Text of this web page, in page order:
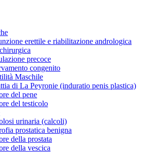
erettile e riabilitazione andrologica
precoce
congenito
Maschile
di La Peyronie (induratio penis plastica)
del pene
del testicolo
urinaria (calcoli)
prostatica benigna
della prostata
della vescica